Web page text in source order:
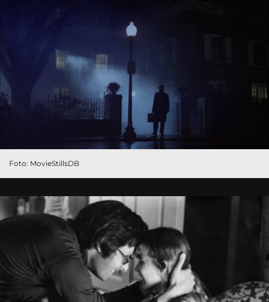
Foto: MovieStillsDB